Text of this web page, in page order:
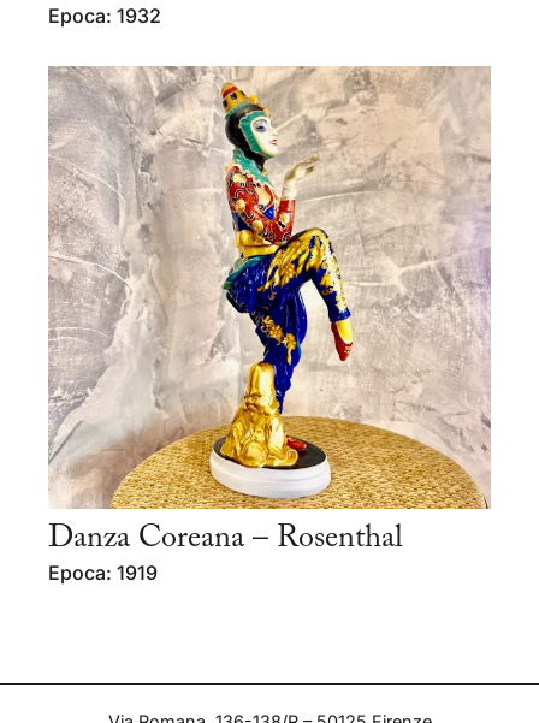
Epoca: 1932
Danza Coreana – Rosenthal
Epoca: 1919